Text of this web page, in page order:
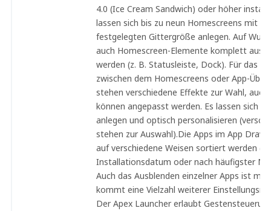
4.0 (Ice Cream Sandwich) oder höher
lassen sich bis zu neun Homescreens mit
festgelegten Gittergröße anlegen. Auf
auch Homescreen-Elemente komplett
werden (z. B. Statusleiste, Dock). Für das
zwischen dem Homescreens oder App-
stehen verschiedene Effekte zur Wahl, auch
können angepasst werden. Es lassen sich
anlegen und optisch personalisieren
stehen zur Auswahl).Die Apps im App
auf verschiedene Weisen sortiert werden
Installationsdatum oder nach häufigster
Auch das Ausblenden einzelner Apps ist
kommt eine Vielzahl weiterer
Der Apex Launcher erlaubt